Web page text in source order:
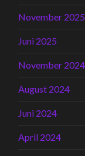
November 2025
Juni 2025
November 2024
August 2024
Juni 2024
April 2024